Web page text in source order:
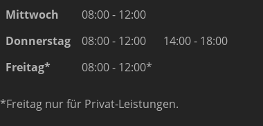
Mittwoch
08:00 - 12:00
Donnerstag
08:00 - 12:00
14:00 - 18:00
Freitag*
08:00 - 12:00*
*Freitag nur für Privat-Leistungen.